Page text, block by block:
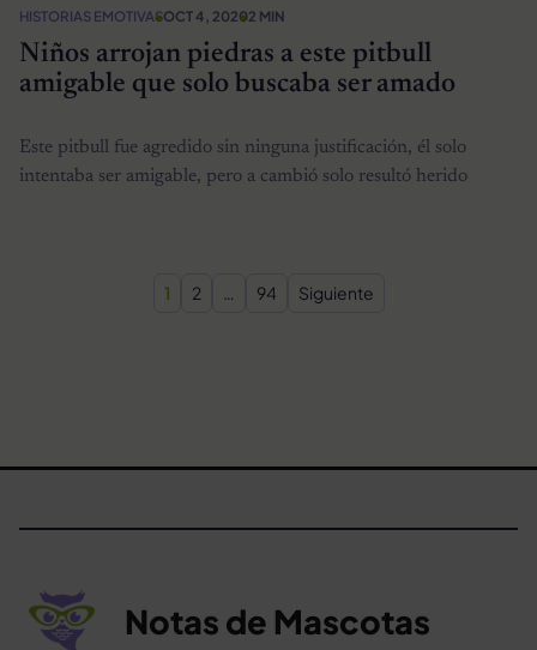
HISTORIAS EMOTIVASOCT 4, 20202 MIN
Niños arrojan piedras a este pitbull
amigable que solo buscaba ser amado
Este pitbull fue agredido sin ninguna justificación, él solo
intentaba ser amigable, pero a cambió solo resultó herido
Paginación de entradas
1 2 … 94 Siguiente
Notas de Mascotas